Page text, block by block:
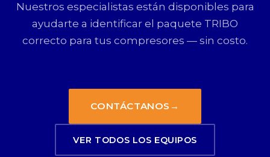
Nuestros especialistas están disponibles para
ayudarte a identificar el paquete TRIBO
correcto para tus compresores — sin costo.
CONTÁCTANOS →
VER TODOS LOS EQUIPOS